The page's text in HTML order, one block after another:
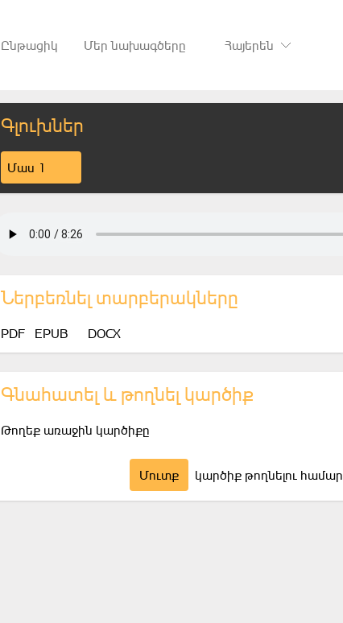
Ընթացիկ Մեր նախագծերը Հայերեն
Գլուխներ
Մաս 1
Ներբեռնել տարբերակները
PDF EPUB DOCX
Գնահատել և թողնել կարծիք
Թողեք առաջին կարծիքը
Մուտք կարծիք թողնելու համար